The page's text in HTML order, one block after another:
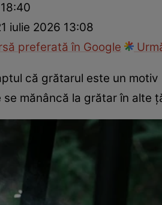
iulie 2026 13:08
preferată în Google
că grătarul este un
se mănâncă la grătar în alte